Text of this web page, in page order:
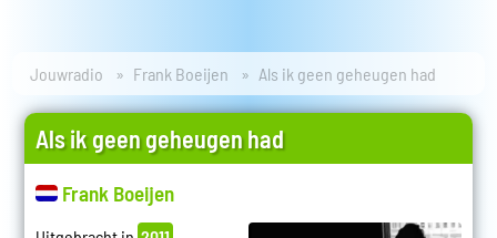
Jouwradio Frank Boeijen Als ik geen geheugen had
Als ik geen geheugen had
Frank Boeijen